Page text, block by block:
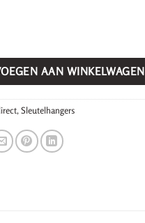
AAN WINKELWAGEN
,Sleutelhangers